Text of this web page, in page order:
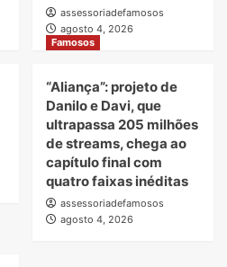
assessoriadefamosos
agosto 4, 2026
Famosos
“Aliança”: projeto de
Danilo e Davi, que
ultrapassa 205 milhões
de streams, chega ao
capítulo final com
quatro faixas inéditas
assessoriadefamosos
agosto 4, 2026